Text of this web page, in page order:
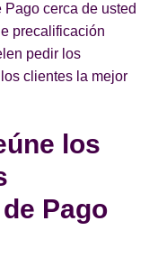
cerca de usted
precalificación
pedir los
clientes la mejor
los
Pago